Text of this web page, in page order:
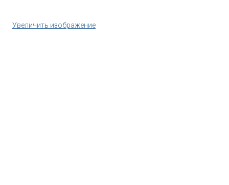
Увеличить изображение